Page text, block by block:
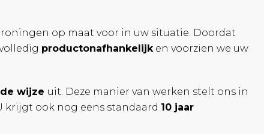
op maat voor in uw situatie. Doordat
productonafhankelijken voorzien we uw
wijze uit. Deze manier van werken stelt ons in
krijgt ook nog eens standaard 10 jaar